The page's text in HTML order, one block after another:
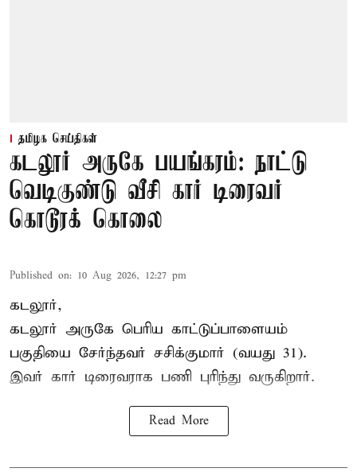
தமிழக செய்திகள்
கடலூர் அருகே பயங்கரம்: நாட்டு
வெடிகுண்டு வீசி கார் டிரைவர்
கொடூரக் கொலை
Published on: 10 Aug 2026, 12:27 pm
கடலூர்,
கடலூர் அருகே பெரிய காட்டுப்பாளையம்
பகுதியை சேர்ந்தவர் சசிக்குமார் (வயது 31).
இவர் கார் டிரைவராக பணி புரிந்து வருகிறார்.
Read More